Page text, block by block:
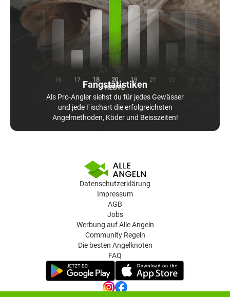
Fangstatistiken
Als Pro-Angler siehst du für jedes Gewässer
und jede Fischart die erfolgreichsten
Angelmethoden, Köder und Beisszeiten!
Datenschutzerklärung
Impressum
AGB
Jobs
Werbung auf Alle Angeln
Community Regeln
Die besten Angelknoten
FAQ